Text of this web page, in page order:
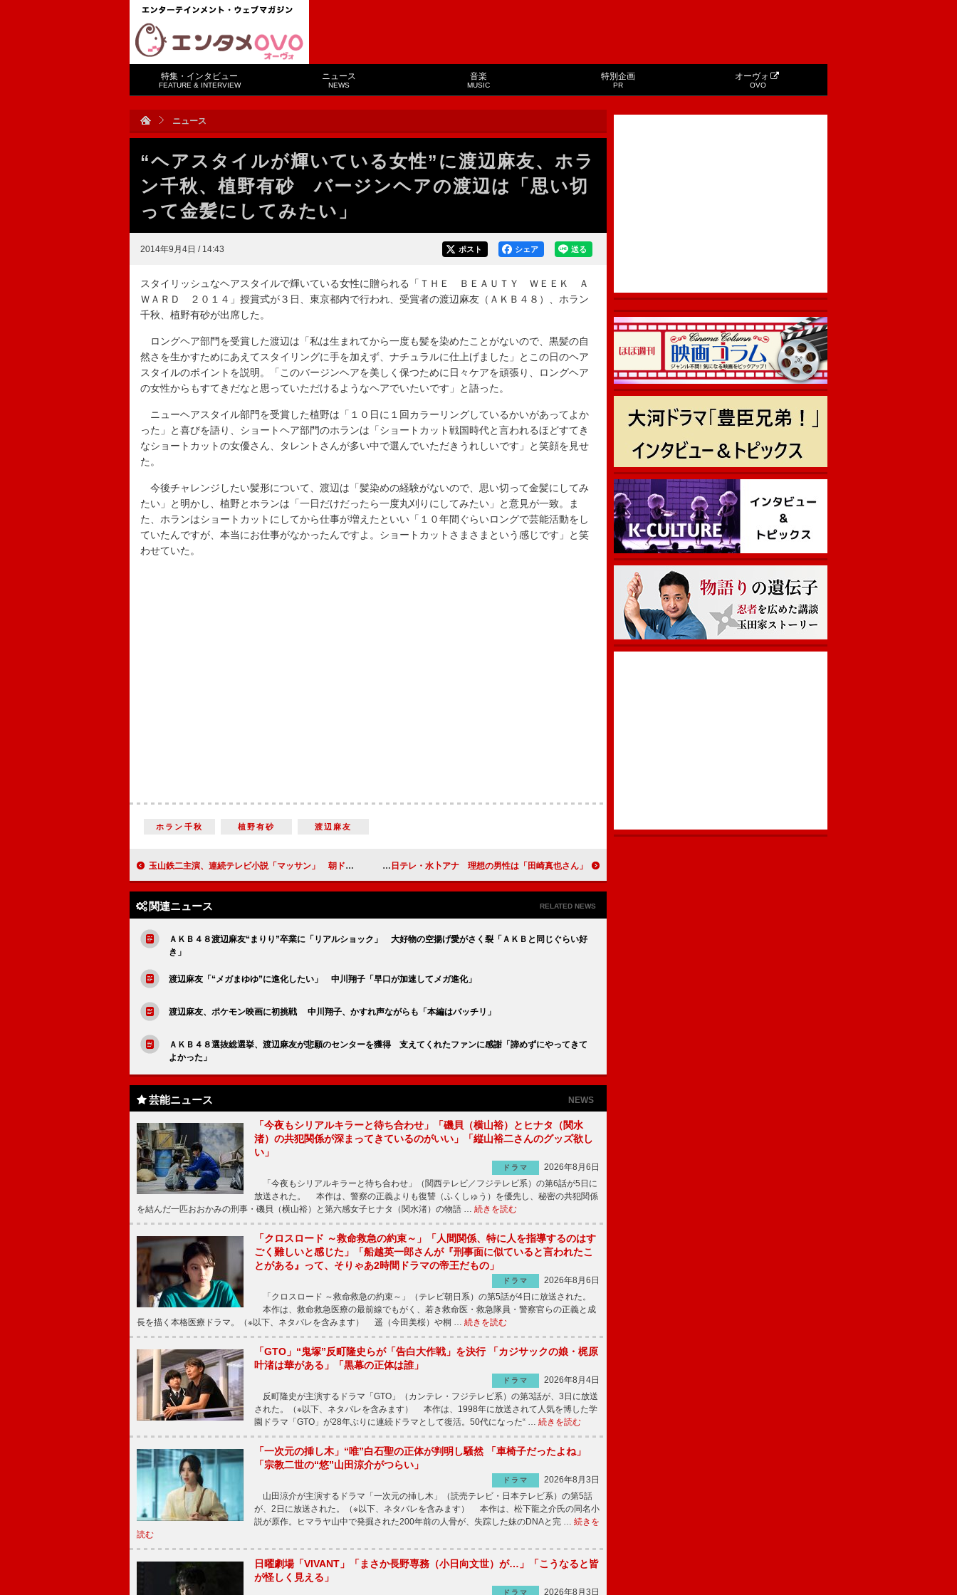
特集・インタビュー
FEATURE & INTERVIEW
ニュース
NEWS
音楽
MUSIC
特別企画
PR
オーヴォ
OVO
ニュース
“ヘアスタイルが輝いている女性”に渡辺麻友、ホラ
ン千秋、植野有砂 バージンヘアの渡辺は「思い切
って金髪にしてみたい」
2014年9月4日 / 14:43 送る
シェア
ポスト
スタイリッシュなヘアスタイルで輝いている女性に贈られる「ＴＨＥ ＢＥＡＵＴＹ ＷＥＥＫ Ａ
ＷＡＲＤ ２０１４」授賞式が３日、東京都内で行われ、受賞者の渡辺麻友（ＡＫＢ４８）、ホラン
千秋、植野有砂が出席した。
ロングヘア部門を受賞した渡辺は「私は生まれてから一度も髪を染めたことがないので、黒髪の自
然さを生かすためにあえてスタイリングに手を加えず、ナチュラルに仕上げました」とこの日のヘア
スタイルのポイントを説明。「このバージンヘアを美しく保つために日々ケアを頑張り、ロングヘア
の女性からもすてきだなと思っていただけるようなヘアでいたいです」と語った。
ニューヘアスタイル部門を受賞した植野は「１０日に１回カラーリングしているかいがあってよか
った」と喜びを語り、ショートヘア部門のホランは「ショートカット戦国時代と言われるほどすてき
なショートカットの女優さん、タレントさんが多い中で選んでいただきうれしいです」と笑顔を見せ
た。
今後チャレンジしたい髪形について、渡辺は「髪染めの経験がないので、思い切って金髪にしてみ
たい」と明かし、植野とホランは「一日だけだったら一度丸刈りにしてみたい」と意見が一致。ま
た、ホランはショートカットにしてから仕事が増えたといい「１０年間ぐらいロングで芸能活動をし
ていたんですが、本当にお仕事がなかったんですよ。ショートカットさまさまという感じです」と笑
わせていた。
ホラン千秋 植野有砂 渡辺麻友
玉山鉄二主演、連続テレビ小説「マッサン」 朝ドラ初の外国人ヒロインも登場 平愛梨、憧れは日テレ・水卜アナ 理想の男性は「田崎真也さん」
関連ニュース RELATED NEWS
ＡＫＢ４８渡辺麻友“まりり”卒業に「リアルショック」 大好物の空揚げ愛がさく裂「ＡＫＢと同じぐらい好
き」
渡辺麻友「“メガまゆゆ”に進化したい」 中川翔子「早口が加速してメガ進化」
渡辺麻友、ポケモン映画に初挑戦 中川翔子、かすれ声ながらも「本編はバッチリ」
ＡＫＢ４８選抜総選挙、渡辺麻友が悲願のセンターを獲得 支えてくれたファンに感謝「諦めずにやってきて
よかった」
芸能ニュース NEWS
「今夜もシリアルキラーと待ち合わせ」「磯貝（横山裕）とヒナタ（関水
渚）の共犯関係が深まってきているのがいい」「縦山裕二さんのグッズ欲し
い」
ドラマ
2026年8月6日
「今夜もシリアルキラーと待ち合わせ」（関西テレビ／フジテレビ系）の第6話が5日に
放送された。 本作は、警察の正義よりも復讐（ふくしゅう）を優先し、秘密の共犯関係
を結んだ一匹おおかみの刑事・磯貝（横山裕）と第六感女子ヒナタ（関水渚）の物語 … 続きを読む
「クロスロード ～救命救急の約束～」「人間関係、特に人を指導するのはす
ごく難しいと感じた」「船越英一郎さんが『刑事面に似ていると言われたこ
とがある』って、そりゃあ2時間ドラマの帝王だもの」
ドラマ
2026年8月6日
「クロスロード ～救命救急の約束～」（テレビ朝日系）の第5話が4日に放送された。
本作は、救命救急医療の最前線でもがく、若き救命医・救急隊員・警察官らの正義と成
長を描く本格医療ドラマ。（※以下、ネタバレを含みます） 遥（今田美桜）や桐 … 続きを読む
「GTO」“鬼塚”反町隆史らが「告白大作戦」を決行 「カジサックの娘・梶原
叶渚は華がある」「黒幕の正体は誰」
ドラマ
2026年8月4日
反町隆史が主演するドラマ「GTO」（カンテレ・フジテレビ系）の第3話が、3日に放送
された。（※以下、ネタバレを含みます） 本作は、1998年に放送されて人気を博した学
園ドラマ「GTO」が28年ぶりに連続ドラマとして復活。50代になった“ … 続きを読む
「一次元の挿し木」“唯”白石聖の正体が判明し騒然 「車椅子だったよね」
「宗教二世の“悠”山田涼介がつらい」
ドラマ
2026年8月3日
山田涼介が主演するドラマ「一次元の挿し木」（読売テレビ・日本テレビ系）の第5話
が、2日に放送された。（※以下、ネタバレを含みます） 本作は、松下龍之介氏の同名小
説が原作。ヒマラヤ山中で発掘された200年前の人骨が、失踪した妹のDNAと完 … 続きを
読む
日曜劇場「VIVANT」「まさか長野専務（小日向文世）が…」「こうなると皆
が怪しく見える」
ドラマ 2026年8月3日